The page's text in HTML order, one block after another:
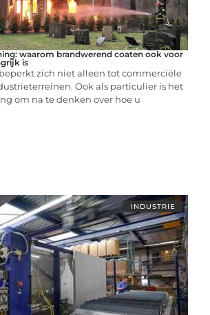
waarom brandwerend coaten ook voor
is
zich niet alleen tot commerciële
Ook als particulier is het
om na te denken over hoe u
INDUSTRIE